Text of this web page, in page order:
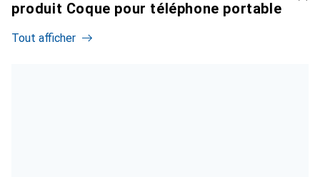
produit Coque pour téléphone portable
Tout afficher